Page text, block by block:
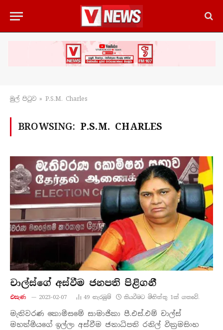
මුල් පිටු​ව » P.S.M. Charles
BROWSING: P.S.M. CHARLES
චාල්ස්ගේ අස්වීම ජනපති පිළිගනී
එසැණ 2023-02-07 49 නැරඹු​ම් කියවීමට මිනිත්තු 1ක් ගතවේ.
මැතිවරණ කොමිසමේ සාමාජිකා පී.එස්.එම් චාල්ස්
මහත්මියගේ ඉල්ලා අස්වීම ජනාධිපති රනිල් වික්‍රමසිංහ